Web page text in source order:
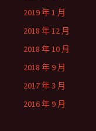
2019 年 1 月
2018 年 12 月
2018 年 10 月
2018 年 9 月
2017 年 3 月
2016 年 9 月